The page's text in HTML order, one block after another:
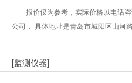
报价仅为参考，实际价格以电话
公司， 具体地址是青岛市城阳区山河
[监测仪器]